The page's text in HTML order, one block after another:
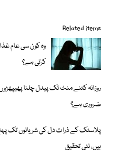
Related items
وہ کون سی عام
کرتی ہے؟
روزانہ کتنے منٹ تک پیدل چلنا
ضروری ہے؟
پلاسٹک کے ذرات دل کی شریانوں تک
ہیں، نئی تحقیق